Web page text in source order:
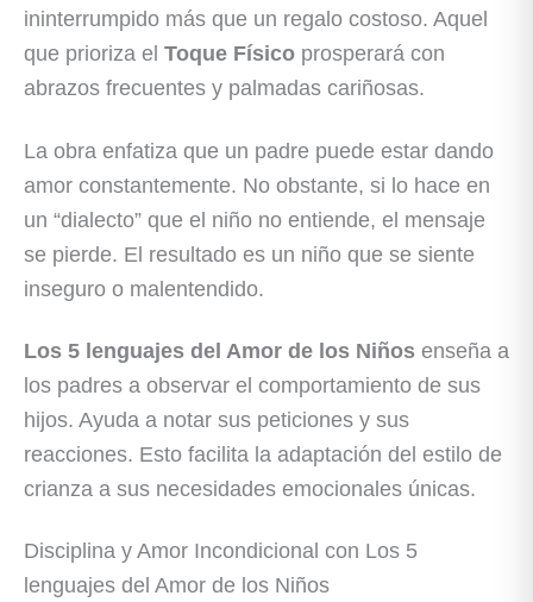
ininterrumpido más que un regalo costoso. Aquel
que prioriza el Toque Físico prosperará con
abrazos frecuentes y palmadas cariñosas.
La obra enfatiza que un padre puede estar dando
amor constantemente. No obstante, si lo hace en
un “dialecto” que el niño no entiende, el mensaje
se pierde. El resultado es un niño que se siente
inseguro o malentendido.
Los 5 lenguajes del Amor de los Niños enseña a
los padres a observar el comportamiento de sus
hijos. Ayuda a notar sus peticiones y sus
reacciones. Esto facilita la adaptación del estilo de
crianza a sus necesidades emocionales únicas.
Disciplina y Amor Incondicional con Los 5
lenguajes del Amor de los Niños